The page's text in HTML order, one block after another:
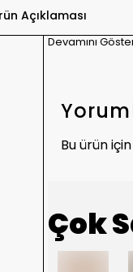
Açıklaması
Devamını
Bu ürün
Çok